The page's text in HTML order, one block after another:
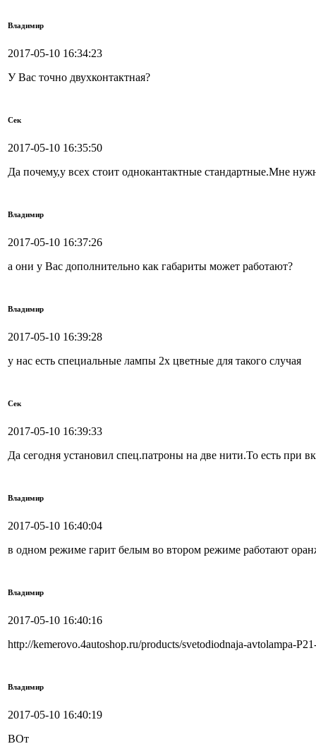
Владимир
2017-05-10 16:34:23
У Вас точно двухконтактная?
Сек
2017-05-10 16:35:50
Да почему,у всех стоит однокантактные стандартные.Мне
Владимир
2017-05-10 16:37:26
а они у Вас дополнительно как габариты может работают?
Владимир
2017-05-10 16:39:28
у нас есть специальные лампы 2х цветные для такого случая
Сек
2017-05-10 16:39:33
Да сегодня установил спец.патроны на две нити.То есть при
Владимир
2017-05-10 16:40:04
в одном режиме гарит белым во втором режиме работают
Владимир
2017-05-10 16:40:16
http://kemerovo.4autoshop.ru/products/svetodiodnaja-avtolampa-
Владимир
2017-05-10 16:40:19
ВОт